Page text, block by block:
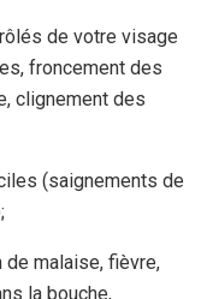
de votre visage
froncement des
clignement des
(saignements de
malaise, fièvre,
la bouche,